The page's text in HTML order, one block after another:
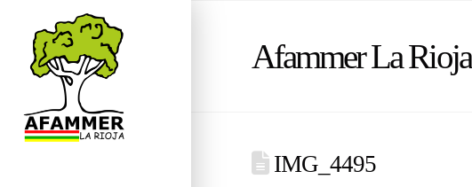
Afammer La Rioja
IMG_4495